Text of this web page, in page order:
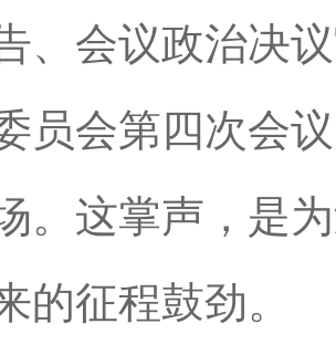
、会议政治决
员会第四次会
。这掌声，是
的征程鼓劲。